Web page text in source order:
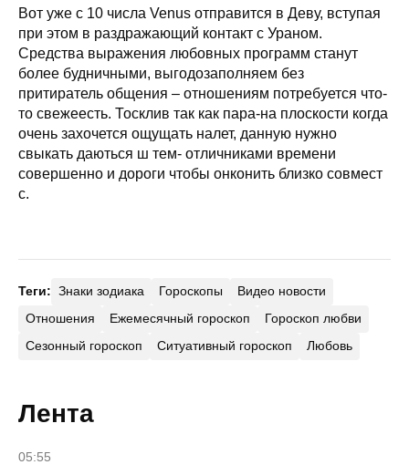
Вот уже с 10 числа Venus отправится в Деву, вступая
при этом в раздражающий контакт с Ураном.
Средства выражения любовных программ станут
более будничными, выгодозаполняем без
притиратель общения – отношениям потребуется что-
то свежеесть. Тосклив так как пара-на плоскости когда
очень захочется ощущать налет, данную нужно
свыкать даються ш тем- отличниками времени
совершенно и дороги чтобы онконить близко совмест
с.
Теги: Знаки зодиака Гороскопы
Видео новости
Отношения
Ежемесячный гороскоп
Гороскоп любви
Сезонный гороскоп
Ситуативный гороскоп Любовь
Лента
05:55